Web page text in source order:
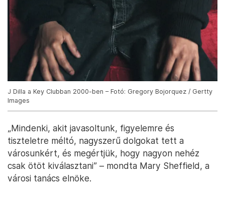
J Dilla a Key Clubban 2000-ben – Fotó: Gregory Bojorquez / Gertty
Images
„Mindenki, akit javasoltunk, figyelemre és
tiszteletre méltó, nagyszerű dolgokat tett a
városunkért, és megértjük, hogy nagyon nehéz
csak ötöt kiválasztani” – mondta Mary Sheffield, a
városi tanács elnöke.